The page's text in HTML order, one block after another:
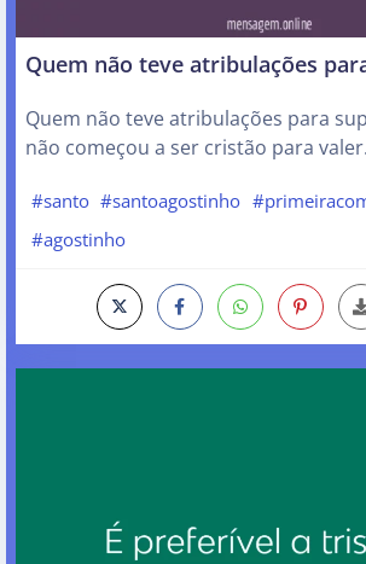
Quem não teve atribulações
Quem não teve atribulações para
não começou a ser cristão para valer.
#santo #santoagostinho
#agostinho